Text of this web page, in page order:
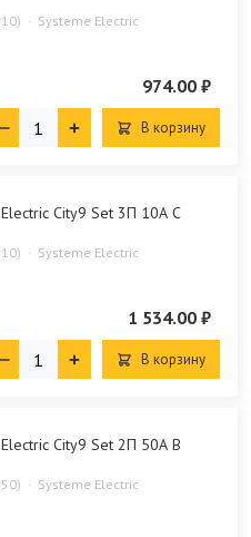
Systeme Electric
974.00 ₽
В корзину
City9 Set 3П 10А С
Systeme Electric
1 534.00 ₽
В корзину
City9 Set 2П 50А В
Systeme Electric